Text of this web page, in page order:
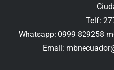
Telf:
Whatsapp: 0999 829258
Email: